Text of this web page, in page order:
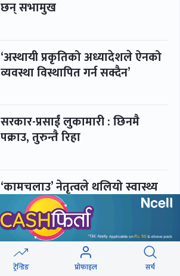
छन् सभामुख
‘अस्थायी प्रकृतिको अध्यादेशले ऐनको
व्यवस्था विस्थापित गर्न सक्दैन’
सरकार-प्रसाईं लुकामारी : छिनमै
पक्राउ, तुरुन्तै रिहा
‘कामचलाउ’ नेतृत्वले थलियो स्वास्थ्य
पूर्णबहादुर-शेखर : पार्टी सभापति
ताक्थे, विभाजनको संघारमा
ट्रेन्डिङ प्रोफाइल सर्च